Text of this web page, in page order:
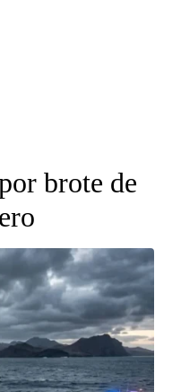
brote de